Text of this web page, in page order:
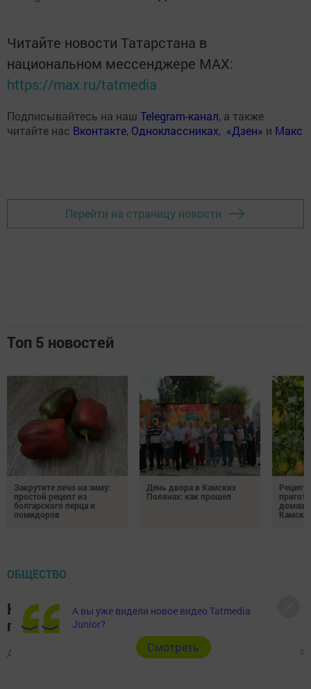
Читайте новости Татарстана в
национальном мессенджере MАХ:
https://max.ru/tatmedia
Подписывайтесь на наш Telegram-канал, а также
читайте нас Вконтакте, Одноклассниках, «Дзен» и Макс
Перейти на страницу новости
Топ 5 новостей
Закрутите лечо на зиму:
простой рецепт из
болгарского перца и
помидоров
День двора в Камских
Полянах: как прошел
ОБЩЕСТВО
Невролог дал рекомендации по
гимнастике для офисных работников
Автор, 15 мая 2026 - 11:48 0
А вы уже видели новое видео Tatmedia
Junior?
Cмотреть